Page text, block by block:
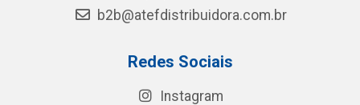
b2b@atefdistribuidora.com.br
Redes Sociais
Instagram